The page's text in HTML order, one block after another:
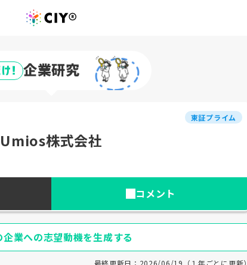
! 企業研究
東証プライム
Umios株式会社
コメント
企業への志望動機を生成する
最終更新日：2026/06/19（１年ごとに更新）